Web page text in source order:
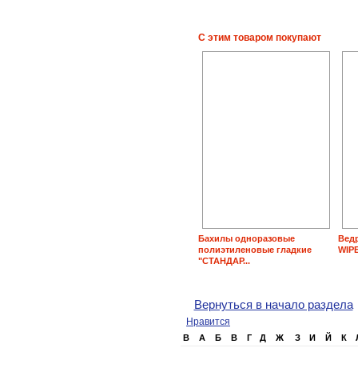
С этим товаром покупают
Бахилы одноразовые
полиэтиленовые гладкие
"СТАНДАР...
Вернуться в начало раздела
Нравится
B А Б В Г Д Ж З И Й К